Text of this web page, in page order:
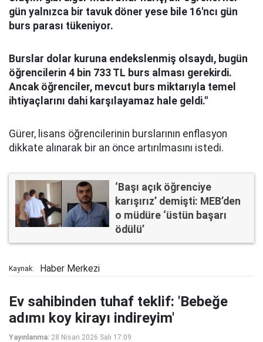
gün yalnızca bir tavuk döner yese bile 16'ncı gün
burs parası tükeniyor.
Burslar dolar kuruna endekslenmiş olsaydı, bugün
öğrencilerin 4 bin 733 TL burs alması gerekirdi.
Ancak öğrenciler, mevcut burs miktarıyla temel
ihtiyaçlarını dahi karşılayamaz hale geldi."
Gürer, lisans öğrencilerinin burslarının enflasyon
dikkate alınarak bir an önce artırılmasını istedi.
‘Başı açık öğrenciye
karışırız’ demişti: MEB’den
o müdüre ‘üstün başarı
ödülü’
Kaynak: Haber Merkezi
Ev sahibinden tuhaf teklif: 'Bebeğe
adımı koy kirayı indireyim'
Yayınlanma: 28 Nisan 2026 Salı 17:09